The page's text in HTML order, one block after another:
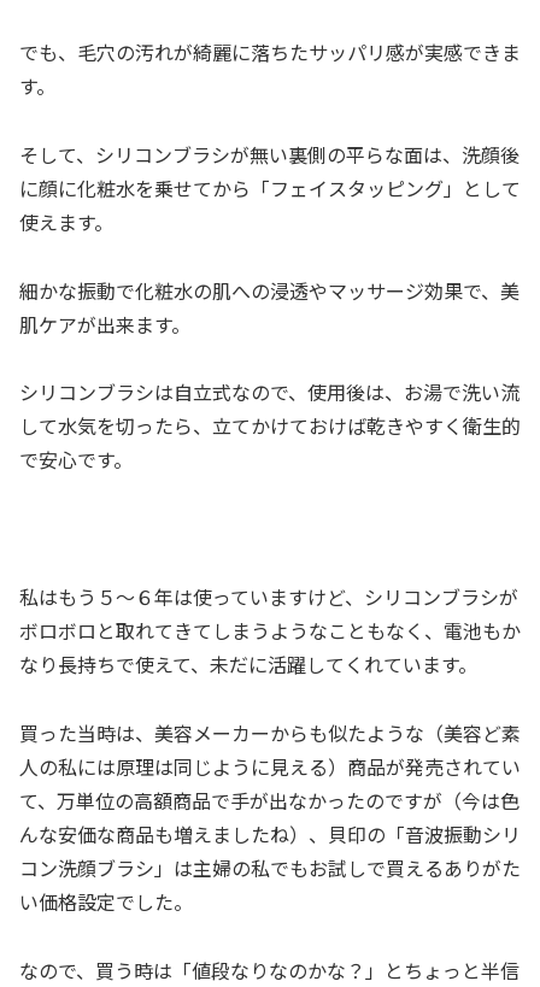
でも、毛穴の汚れが綺麗に落ちたサッパリ感が実感できま
す。
そして、シリコンブラシが無い裏側の平らな面は、洗顔後
に顔に化粧水を乗せてから「フェイスタッピング」として
使えます。
細かな振動で化粧水の肌への浸透やマッサージ効果で、美
肌ケアが出来ます。
シリコンブラシは自立式なので、使用後は、お湯で洗い流
して水気を切ったら、立てかけておけば乾きやすく衛生的
で安心です。
私はもう５～６年は使っていますけど、シリコンブラシが
ボロボロと取れてきてしまうようなこともなく、電池もか
なり長持ちで使えて、未だに活躍してくれています。
買った当時は、美容メーカーからも似たような（美容ど素
人の私には原理は同じように見える）商品が発売されてい
て、万単位の高額商品で手が出なかったのですが（今は色
んな安価な商品も増えましたね）、貝印の「音波振動シリ
コン洗顔ブラシ」は主婦の私でもお試しで買えるありがた
い価格設定でした。
なので、買う時は「値段なりなのかな？」とちょっと半信